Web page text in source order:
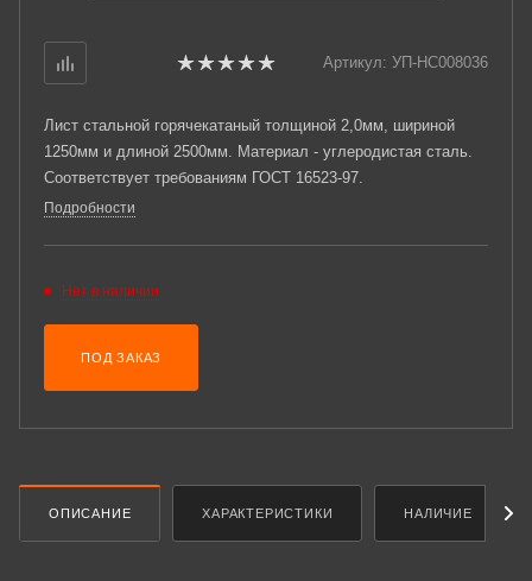
Артикул: УП-НС008036
Лист стальной горячекатаный толщиной 2,0мм, шириной
1250мм и длиной 2500мм. Материал - углеродистая сталь.
Соответствует требованиям ГОСТ 16523-97.
Подробности
Нет в наличии
ПОД ЗАКАЗ
ОПИСАНИЕ ХАРАКТЕРИСТИКИ НАЛИЧИЕ